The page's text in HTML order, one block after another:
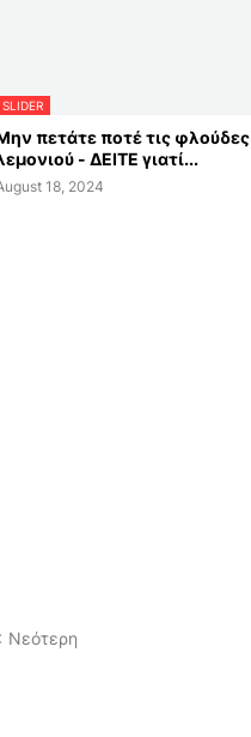
SLIDER
πετάτε ποτέ τις φλούδες
- ΔΕΙΤΕ γιατί...
18, 2024
Νεότερη